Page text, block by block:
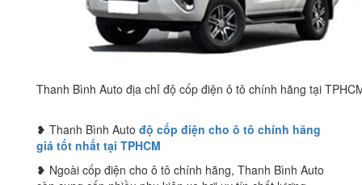
Thanh Bình Auto địa chỉ độ cốp điện ô tô chính hãng tại
❥ Thanh Bình Auto độ cốp điện cho ô tô chính hãng
giá tốt nhất tại TPHCM
❥ Ngoài cốp điện cho ô tô chính hãng, Thanh Bình Auto